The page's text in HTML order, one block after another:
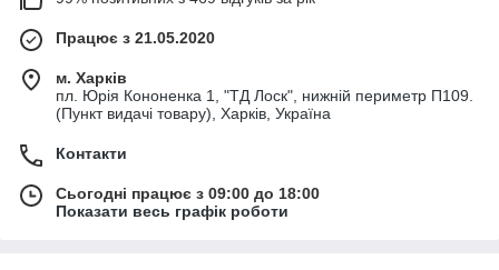
Працює з 21.05.2020
м. Харків
пл. Юрія Кононенка 1, "ТД Лоск", нижній периметр П109.
(Пункт видачі товару), Харків, Україна
Контакти
Сьогодні працює з 09:00 до 18:00
Показати весь графік роботи